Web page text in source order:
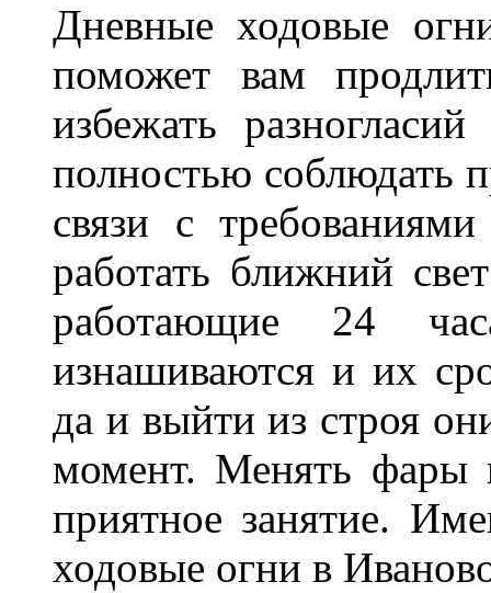
Дневные ходовые
поможет вам
избежать
полностью соблюдать
связи с
работать ближний
работающие 24
изнашиваются и их
да и выйти из строя
момент. Менять
приятное занятие.
ходовые огни в